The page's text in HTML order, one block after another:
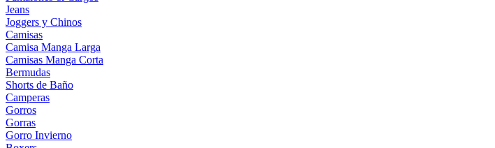
Jeans
Joggers y Chinos
Camisas
Camisa Manga Larga
Camisas Manga Corta
Bermudas
Shorts de Baño
Camperas
Gorros
Gorras
Gorro Invierno